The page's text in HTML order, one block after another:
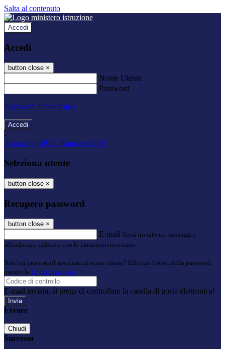
Salta al contenuto
Accedi
Accedi
button close ×
Nome Utente
Password
Password dimenticata?
-
Entra con SPID Entra con CIE
Seleziona utente
button close ×
Recupero password
button close ×
E-mail Verrà inviato un messaggio
all'indirizzo indicato con le istruzioni necessarie.
Non hai una e-mail associata al nome utente? Effettua il reset della password
tramite la Login Spaggiari
E-mail inviata, si prega di controllare la casella di posta elettronica!
Errore
Chiudi
Successo